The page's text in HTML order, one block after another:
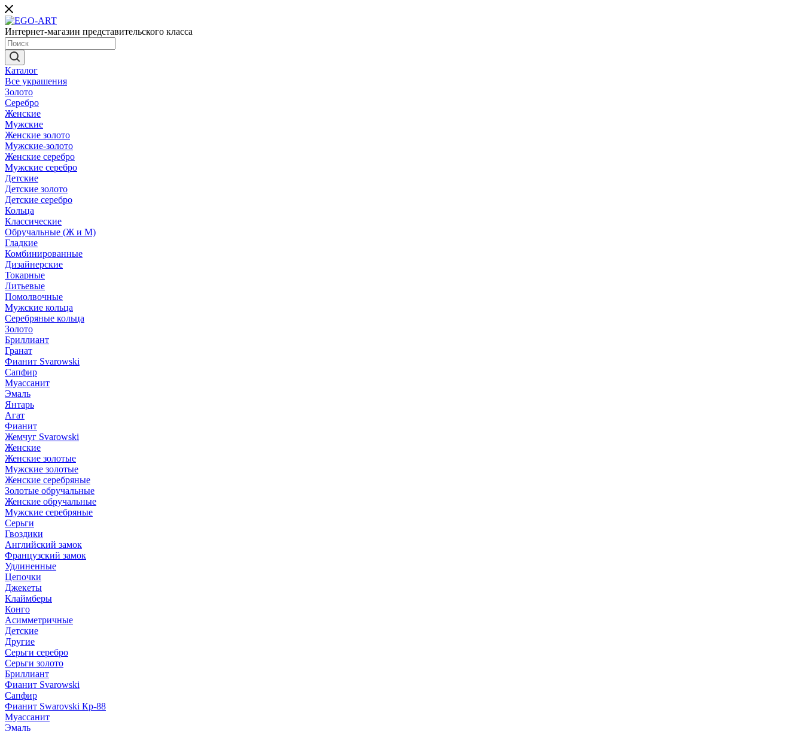
Интернет-магазин представительского класса
Каталог
Все украшения
Золото
Серебро
Женские
Мужские
Женские золото
Мужские-золото
Женские серебро
Мужские серебро
Детские
Детские золото
Детские серебро
Кольца
Классические
Обручальные (Ж и М)
Гладкие
Комбинированные
Дизайнерские
Токарные
Литьевые
Помолвочные
Мужские кольца
Серебряные кольца
Золото
Бриллиант
Гранат
Фианит Svarowski
Сапфир
Муассанит
Эмаль
Янтарь
Агат
Фианит
Жемчуг Svarowski
Женские
Женские золотые
Мужские золотые
Женские серебряные
Золотые обручальные
Женские обручальные
Мужские серебряные
Серьги
Гвоздики
Английский замок
Французский замок
Удлиненные
Цепочки
Джекеты
Клаймберы
Конго
Асимметричные
Детские
Другие
Серьги серебро
Серьги золото
Бриллиант
Фианит Svarowski
Сапфир
Фианит Swarovski Кр-88
Муассанит
Эмаль